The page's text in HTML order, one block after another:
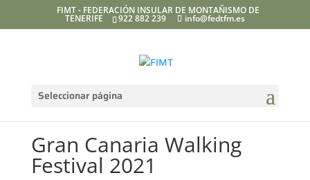
FIMT - FEDERACIÓN INSULAR DE MONTAÑISMO DE
TENERIFE 922 882 239 info@fedtfm.es
Seleccionar página
Gran Canaria Walking
Festival 2021